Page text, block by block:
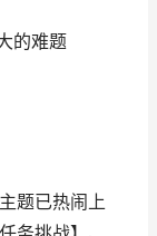
的难题
题已热闹上